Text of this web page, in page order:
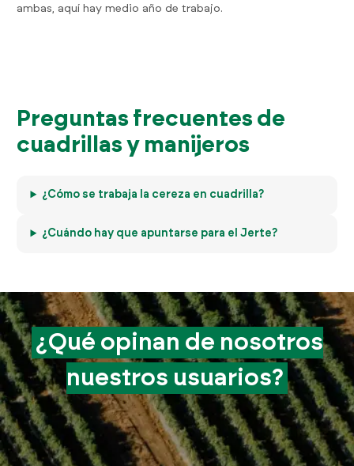
ambas, aquí hay medio año de trabajo.
Preguntas frecuentes de
cuadrillas y manijeros
¿Cómo se trabaja la cereza en cuadrilla?
¿Cuándo hay que apuntarse para el Jerte?
¿Qué opinan de nosotros
nuestros usuarios?